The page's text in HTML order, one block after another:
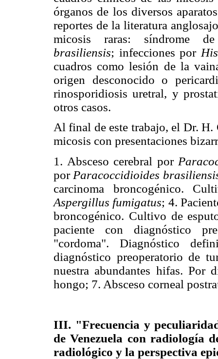
órganos de los diversos
reportes de la literatura
micosis raras: síndrome
brasiliensis; infecciones por
cuadros como lesión de la
origen desconocido o
rinosporidiosis uretral, y
otros casos.
Al final de este trabajo, el Dr. H.
micosis con presentaciones
1. Absceso cerebral por
por Paracoccidioides
carcinoma broncogénico.
Aspergillus fumigatus; 4.
broncogénico. Cultivo de
paciente con diagnóstico
"cordoma". Diagnóstico
diagnóstico preoperatorio de
nuestra abundantes hifas. Por
hongo; 7. Absceso corneal
III. "Frecuencia y
de Venezuela con radiología
radiológico y la perspectiva